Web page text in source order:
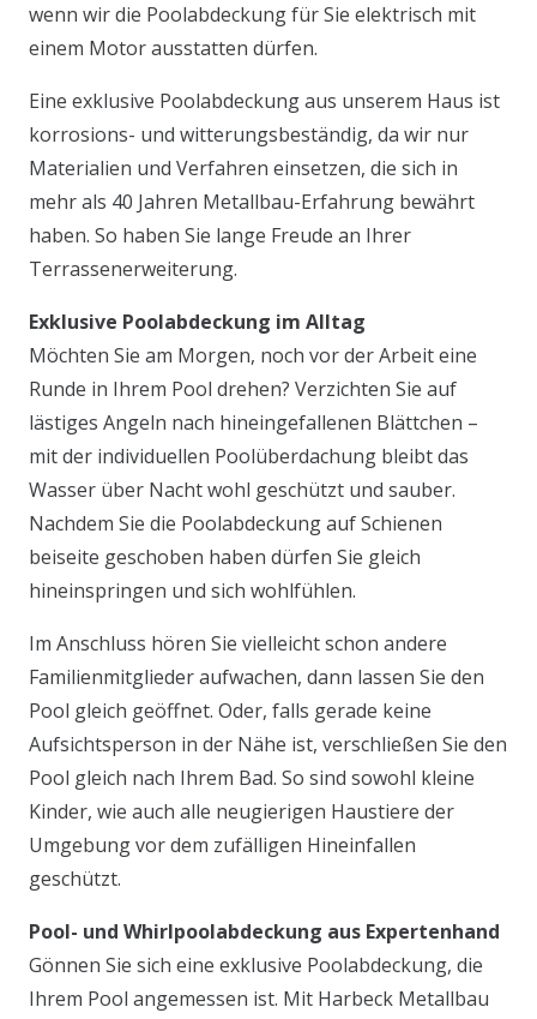
wenn wir die Poolabdeckung für Sie elektrisch mit
einem Motor ausstatten dürfen.
Eine exklusive Poolabdeckung aus unserem Haus ist
korrosions- und witterungsbeständig, da wir nur
Materialien und Verfahren einsetzen, die sich in
mehr als 40 Jahren Metallbau-Erfahrung bewährt
haben. So haben Sie lange Freude an Ihrer
Terrassenerweiterung.
Exklusive Poolabdeckung im Alltag
Möchten Sie am Morgen, noch vor der Arbeit eine
Runde in Ihrem Pool drehen? Verzichten Sie auf
lästiges Angeln nach hineingefallenen Blättchen –
mit der individuellen Poolüberdachung bleibt das
Wasser über Nacht wohl geschützt und sauber.
Nachdem Sie die Poolabdeckung auf Schienen
beiseite geschoben haben dürfen Sie gleich
hineinspringen und sich wohlfühlen.
Im Anschluss hören Sie vielleicht schon andere
Familienmitglieder aufwachen, dann lassen Sie den
Pool gleich geöffnet. Oder, falls gerade keine
Aufsichtsperson in der Nähe ist, verschließen Sie den
Pool gleich nach Ihrem Bad. So sind sowohl kleine
Kinder, wie auch alle neugierigen Haustiere der
Umgebung vor dem zufälligen Hineinfallen
geschützt.
Pool- und Whirlpoolabdeckung aus Expertenhand
Gönnen Sie sich eine exklusive Poolabdeckung, die
Ihrem Pool angemessen ist. Mit Harbeck Metallbau